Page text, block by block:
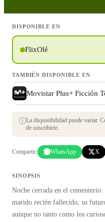
DISPONIBLE EN
FlixOlé
TAMBIÉN DISPONIBLE EN
Movistar Plus+ Ficción
La disponibilidad puede variar.
de suscribirte.
Compartir: WhatsApp X
SINOPSIS
Noche cerrada en el
marido recién fallecido, su
aunque no tanto como los